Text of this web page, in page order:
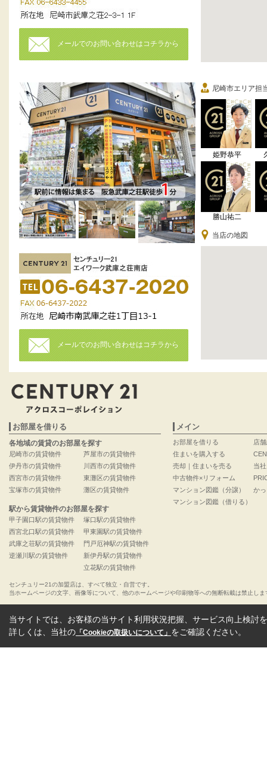
メールでのお問い合わせはコチラから
メールでのお問い合わせはコチラから
尼崎市エリア担
姫野恭平
勝山祐二
当店の地図
お部屋を借りる
各地域の賃貸のお部屋を探す
尼崎市の賃貸物件
伊丹市の賃貸物件
西宮市の賃貸物件
宝塚市の賃貸物件
芦屋市の賃貸物件
川西市の賃貸物件
東灘区の賃貸物件
灘区の賃貸物件
駅から賃貸物件のお部屋を探す
甲子園口駅の賃貸物件
西宮北口駅の賃貸物件
武庫之荘駅の賃貸物件
逆瀬川駅の賃貸物件
塚口駅の賃貸物件
甲東園駅の賃貸物件
門戸厄神駅の賃貸物件
新伊丹駅の賃貸物件
立花駅の賃貸物件
メイン
お部屋を借りる
住まいを購入する
売却｜住まいを売る
中古物件×リフォーム
マンション図鑑（分譲）
マンション図鑑（借りる）
店
当
か
センチュリー21の加盟店は、すべて独立・自営です。
当ホームページの文字、画像等について、他のホームページや印刷物等への無断転載は禁止しま
当サイトでは、お客様の当サイト利用状況把握、サービス向上検討
詳しくは、当社の 「Cookieの取扱いについて」 をご確認ください。